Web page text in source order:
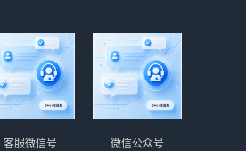
微信公众号
客服微信号